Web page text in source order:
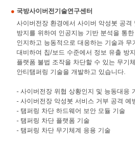
국방사이버전기술연구센터
사이버전장 환경에서 사이버 악성봇 공격
방지를 위하여 인공지능 기반 분석을 통
인지하고 능동적으로 대응하는 기술과 무
대비하여 칩/보드 수준에서 정보 유출 방
플랫폼 불법 조작을 차단할 수 있는 무기
안티탬퍼링 기술을 개발하고 있습니다.
- 사이버전장 위협 상황인지 및 능동대응
- 사이버전장 악성봇 서비스 거부 공격 예
- 탬퍼링 차단 하드웨어 보안 모듈 기술
- 탬퍼링 차단 플랫폼 기술
- 탬퍼링 차단 무기체계 응용 기술